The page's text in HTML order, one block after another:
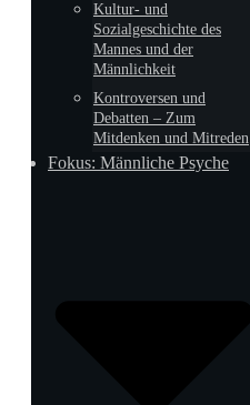
Kultur- und
Sozialgeschichte des
Mannes und der
Männlichkeit
Kontroversen und
Debatten – Zum
Mitdenken und Mitreden
Fokus: Männliche Psyche